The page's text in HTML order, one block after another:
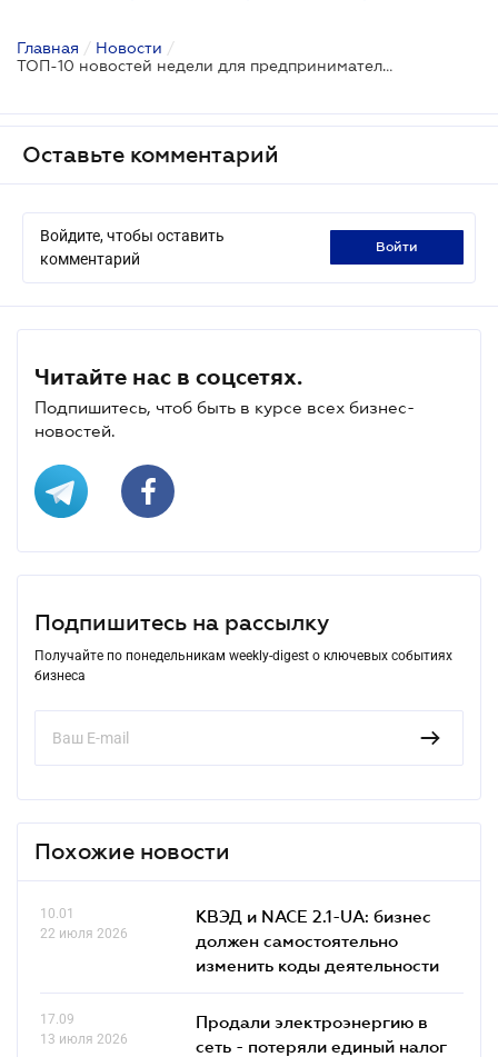
Главная / Новости /
ТОП-10 новостей недели для предпринимателей
Оставьте комментарий
Войдите, чтобы оставить
комментарий
войти
Читайте нас в соцсетях.
Подпишитесь, чтоб быть в курсе всех бизнес-
новостей.
Подпишитесь на рассылку
Получайте по понедельникам weekly-digest о ключевых событиях
бизнеса
Похожие новости
10.01
22 июля 2026
КВЭД и NACE 2.1-UA: бизнес
должен самостоятельно
изменить коды деятельности
17.09
13 июля 2026
Продали электроэнергию в
сеть - потеряли единый налог